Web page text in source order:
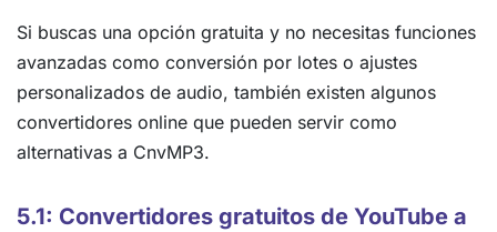
Si buscas una opción gratuita y no necesitas funciones
avanzadas como conversión por lotes o ajustes
personalizados de audio, también existen algunos
convertidores online que pueden servir como
alternativas a CnvMP3.
5.1: Convertidores gratuitos de YouTube a